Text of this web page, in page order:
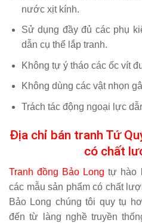
nước xịt kính.
Sử dụng đầy đủ các phụ
dẫn cụ thể lắp tranh.
Không tự ý tháo các ốc vít
Không dùng các vật nhọn
Trách tác động ngoại lực
Địa chỉ bán tranh Tứ
có chất
Tranh đồng Bảo Long tự hào
các mẫu sản phẩm có chất
Bảo Long chúng tôi quy tụ
đến từ làng nghề truyền